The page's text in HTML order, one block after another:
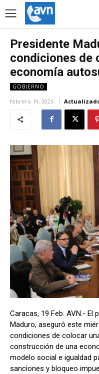
Presidente
condiciones de
economía
GOBIERNO
febrero 19, 2025
Caracas, 19 Feb. AVN.- El
Maduro, aseguró este
condiciones de colocar
construcción de una
modelo social e igualdad
sanciones y bloqueo